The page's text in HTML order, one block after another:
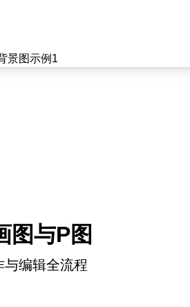
图与P图
编辑全流程